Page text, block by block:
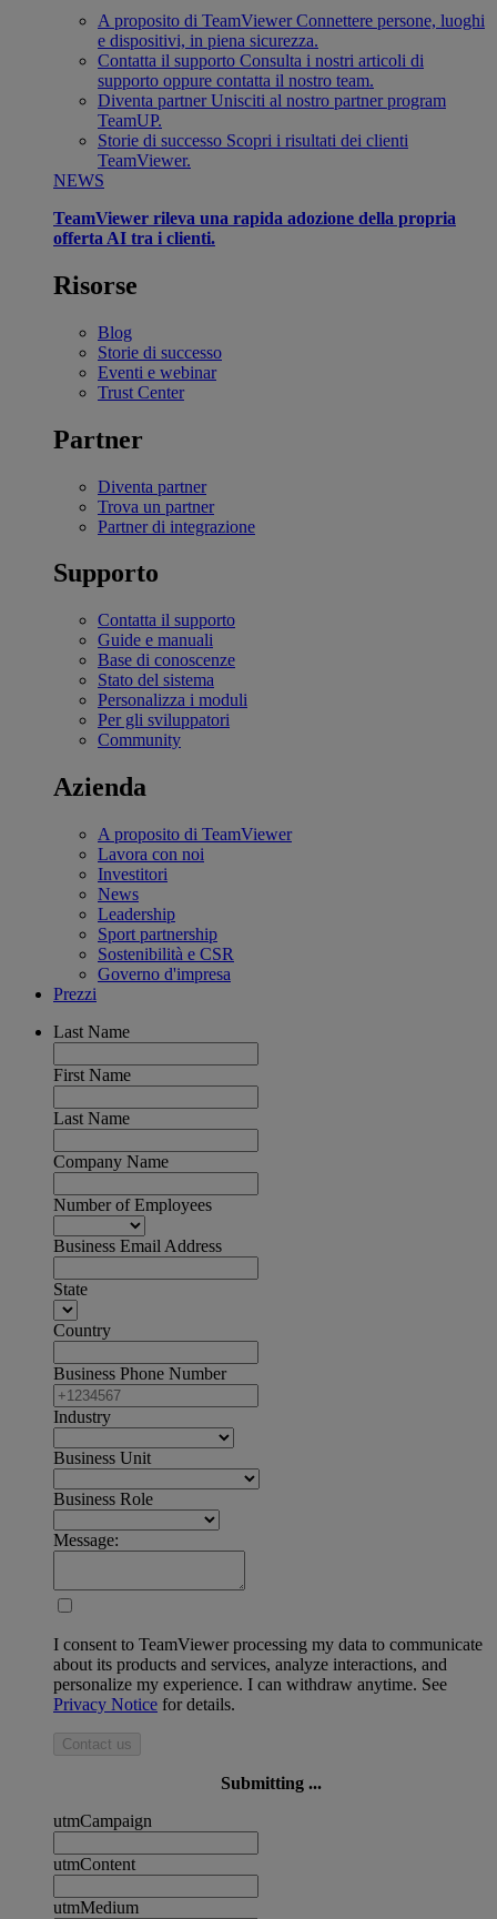
A proposito di TeamViewer Connettere persone, luoghi
e dispositivi, in piena sicurezza.
Contatta il supporto Consulta i nostri articoli di
supporto oppure contatta il nostro team.
Diventa partner Unisciti al nostro partner program
TeamUP.
Storie di successo Scopri i risultati dei clienti
TeamViewer.
NEWS
TeamViewer rileva una rapida adozione della propria
offerta AI tra i clienti.
Risorse
Blog
Storie di successo
Eventi e webinar
Trust Center
Partner
Diventa partner
Trova un partner
Partner di integrazione
Supporto
Contatta il supporto
Guide e manuali
Base di conoscenze
Stato del sistema
Personalizza i moduli
Per gli sviluppatori
Community
Azienda
A proposito di TeamViewer
Lavora con noi
Investitori
News
Leadership
Sport partnership
Sostenibilità e CSR
Governo d'impresa
Prezzi
Last Name
First Name
Last Name
Company Name
Number of Employees
Business Email Address
State
Country
Business Phone Number
Industry
Business Unit
Business Role
Message:
I consent to TeamViewer processing my data to communicate
about its products and services, analyze interactions, and
personalize my experience. I can withdraw anytime. See
Privacy Notice for details.
Contact us
Submitting ...
utmCampaign
utmContent
utmMedium